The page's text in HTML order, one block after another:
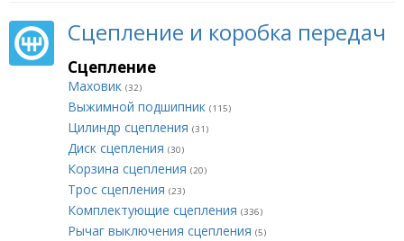
Сцепление и коробка передач
Сцепление
Маховик (32)
Выжимной подшипник (115)
Цилиндр сцепления (31)
Диск сцепления (30)
Корзина сцепления (20)
Трос сцепления (23)
Комплектующие сцепления (336)
Рычаг выключения сцепления (5)